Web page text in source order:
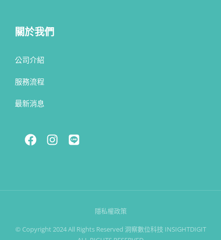
關於我們
公司介紹
服務流程
最新消息
© Copyright 2024 All Rights Reserved 洞察數位科技 INSIGHTDIGIT
隱私權政策